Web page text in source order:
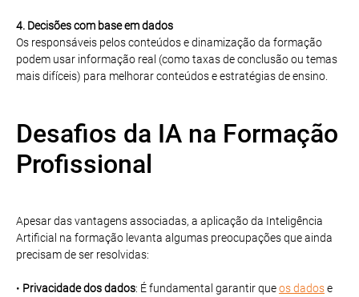
4. Decisões com base em dados
Os responsáveis pelos conteúdos e dinamização da formação
podem usar informação real (como taxas de conclusão ou temas
mais difíceis) para melhorar conteúdos e estratégias de ensino.
Desafios da IA na Formação
Profissional
Apesar das vantagens associadas, a aplicação da Inteligência
Artificial na formação levanta algumas preocupações que ainda
precisam de ser resolvidas:
• Privacidade dos dados: É fundamental garantir queos dadose